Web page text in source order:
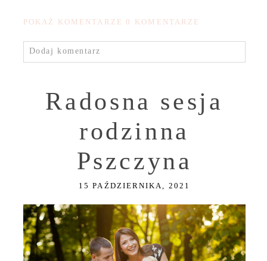
POKAŻ KOMENTARZE 0 KOMENTARZE
Dodaj komentarz
Radosna sesja
rodzinna
Pszczyna
15 PAŹDZIERNIKA, 2021